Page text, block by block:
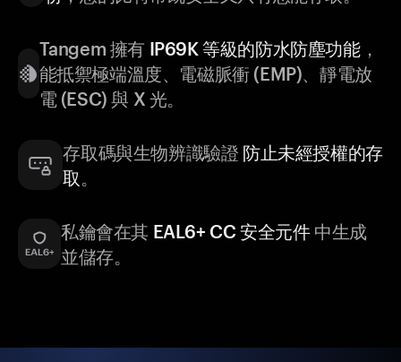
Tangem 擁有 IP69K 等級的防水防塵功能，
能抵禦極端溫度、電磁脈衝 (EMP)、靜電放
電 (ESC) 與 X 光。
存取碼與生物辨識驗證 防止未經授權的存
取 。
私鑰會在其 EAL6+ CC 安全元件中生成
並儲存。